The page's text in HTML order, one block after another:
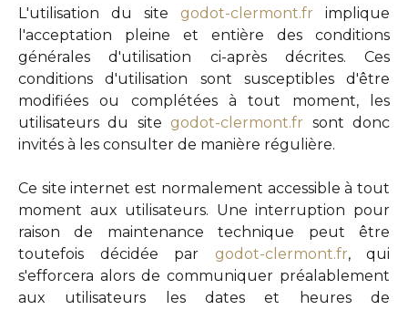
L'utilisation du site godot-clermont.fr implique
l'acceptation pleine et entière des conditions
générales d'utilisation ci-après décrites. Ces
conditions d'utilisation sont susceptibles d'être
modifiées ou complétées à tout moment, les
utilisateurs du site godot-clermont.fr sont donc
invités à les consulter de manière régulière.
Ce site internet est normalement accessible à tout
moment aux utilisateurs. Une interruption pour
raison de maintenance technique peut être
toutefois décidée par godot-clermont.fr, qui
s'efforcera alors de communiquer préalablement
aux utilisateurs les dates et heures de